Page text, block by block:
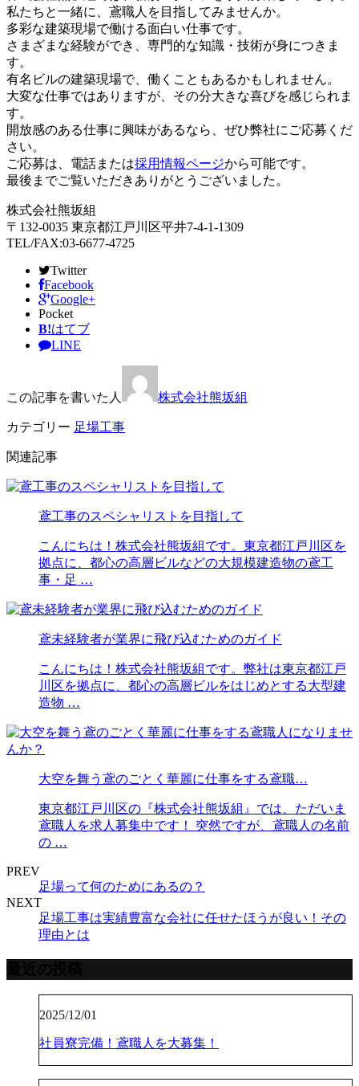
私たちと一緒に、鳶職人を目指してみませんか。
多彩な建築現場で働ける面白い仕事です。
さまざまな経験ができ、専門的な知識・技術が身につきま
す。
有名ビルの建築現場で、働くこともあるかもしれません。
大変な仕事ではありますが、その分大きな喜びを感じられま
す。
開放感のある仕事に興味があるなら、ぜひ弊社にご応募くだ
さい。
ご応募は、電話または採用情報ページから可能です。
最後までご覧いただきありがとうございました。
株式会社熊坂組
〒132-0035 東京都江戸川区平井7-4-1-1309
TEL/FAX:03-6677-4725
Twitter
Facebook
Google+
Pocket
B!はてブ
LINE
この記事を書いた人 株式会社熊坂組
カテゴリー 足場工事
関連記事
鳶工事のスペシャリストを目指して
こんにちは！株式会社熊坂組です。東京都江戸川区を
拠点に、都心の高層ビルなどの大規模建造物の鳶工
事・足 …
鳶未経験者が業界に飛び込むためのガイド
こんにちは！株式会社熊坂組です。弊社は東京都江戸
川区を拠点に、都心の高層ビルをはじめとする大型建
造物 …
大空を舞う鳶のごとく華麗に仕事をする鳶職…
東京都江戸川区の『株式会社熊坂組』では、ただいま
鳶職人を求人募集中です！ 突然ですが、鳶職人の名前
の …
PREV
足場って何のためにあるの？
NEXT
足場工事は実績豊富な会社に任せたほうが良い！その
理由とは
2025/12/01
社員寮完備！鳶職人を大募集！